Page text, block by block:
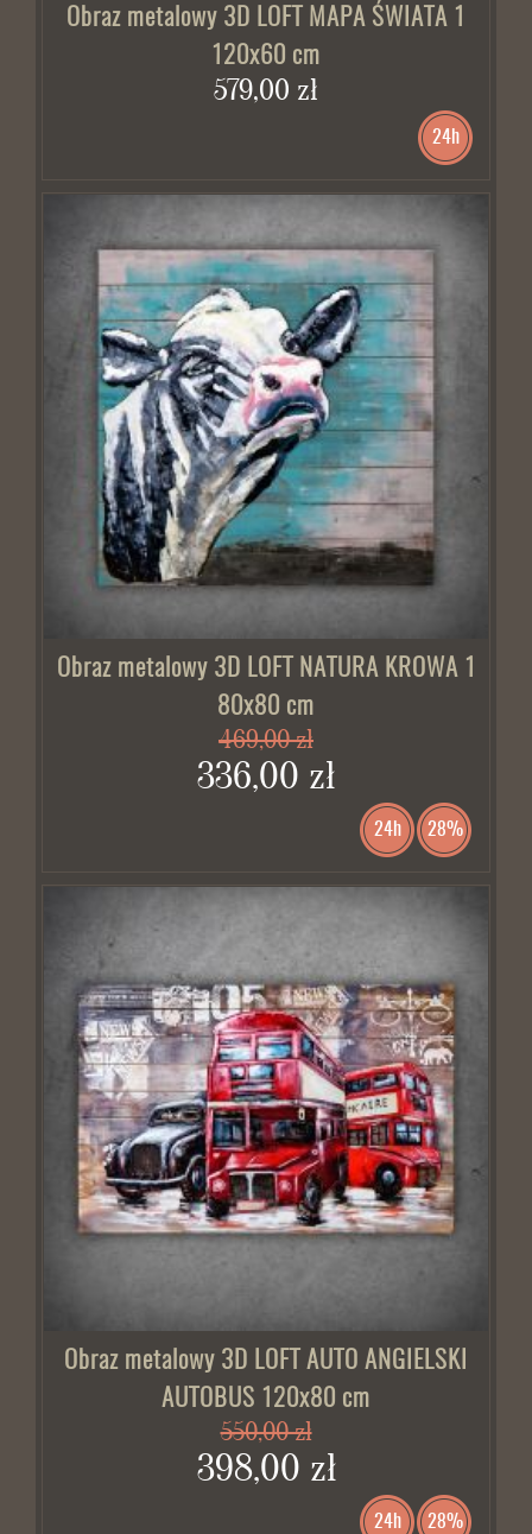
Obraz metalowy 3D LOFT MAPA ŚWIATA 1
120x60 cm
579,00 zł
24h
Obraz metalowy 3D LOFT NATURA KROWA 1
80x80 cm
469,00 zł
336,00 zł
24h 28%
Obraz metalowy 3D LOFT AUTO ANGIELSKI
AUTOBUS 120x80 cm
550,00 zł
398,00 zł
24h 28%